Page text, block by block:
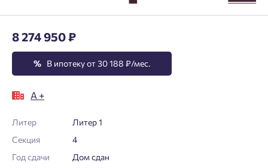
8 274 950 ₽
% В ипотеку от 30 188 ₽/мес.
А +
Литер
Литер 1
Секция
4
Год сдачи
Дом сдан